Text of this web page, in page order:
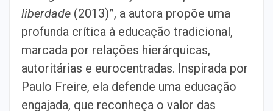
liberdade (2013)”, a autora propõe uma
profunda crítica à educação tradicional,
marcada por relações hierárquicas,
autoritárias e eurocentradas. Inspirada por
Paulo Freire, ela defende uma educação
engajada, que reconheça o valor das